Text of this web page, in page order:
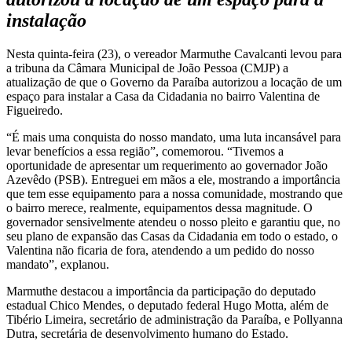
instalação
Nesta quinta-feira (23), o vereador Marmuthe Cavalcanti levou para
a tribuna da Câmara Municipal de João Pessoa (CMJP) a
atualização de que o Governo da Paraíba autorizou a locação de um
espaço para instalar a Casa da Cidadania no bairro Valentina de
Figueiredo.
“É mais uma conquista do nosso mandato, uma luta incansável para
levar benefícios a essa região”, comemorou. “Tivemos a
oportunidade de apresentar um requerimento ao governador João
Azevêdo (PSB). Entreguei em mãos a ele, mostrando a importância
que tem esse equipamento para a nossa comunidade, mostrando que
o bairro merece, realmente, equipamentos dessa magnitude. O
governador sensivelmente atendeu o nosso pleito e garantiu que, no
seu plano de expansão das Casas da Cidadania em todo o estado, o
Valentina não ficaria de fora, atendendo a um pedido do nosso
mandato”, explanou.
Marmuthe destacou a importância da participação do deputado
estadual Chico Mendes, o deputado federal Hugo Motta, além de
Tibério Limeira, secretário de administração da Paraíba, e Pollyanna
Dutra, secretária de desenvolvimento humano do Estado.